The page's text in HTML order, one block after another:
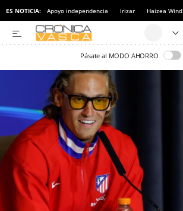
ES NOTICIA: Apoyo independencia Irizar Haizea Wind
Pásate al MODO AHORRO